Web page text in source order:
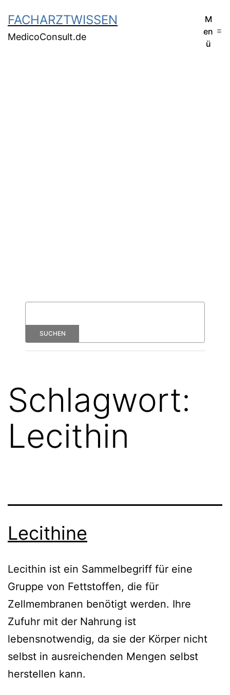
FACHARZTWISSEN
MedicoConsult.de
M
en
ü
Schlagwort:
Lecithin
Lecithine
Lecithin ist ein Sammelbegriff für eine
Gruppe von Fettstoffen, die für
Zellmembranen benötigt werden. Ihre
Zufuhr mit der Nahrung ist
lebensnotwendig, da sie der Körper nicht
selbst in ausreichenden Mengen selbst
herstellen kann.